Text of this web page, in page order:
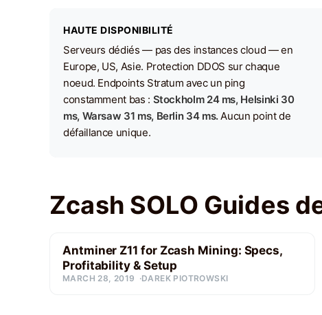
HAUTE DISPONIBILITÉ
Serveurs dédiés — pas des instances cloud — en
Europe, US, Asie. Protection DDOS sur chaque
noeud. Endpoints Stratum avec un ping
constamment bas : Stockholm 24 ms, Helsinki 30
ms, Warsaw 31 ms, Berlin 34 ms.Aucun point de
défaillance unique.
Zcash SOLO Guides
Antminer Z11 for Zcash Mining: Specs,
Profitability & Setup
MARCH 28, 2019 DAREK PIOTROWSKI